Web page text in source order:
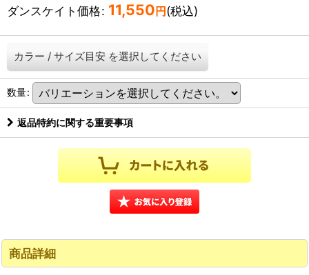
ダンスケイト価格: 11,550 円 (税込)
カラー / サイズ目安 を選択してください
数量:
返品特約に関する重要事項
商品詳細